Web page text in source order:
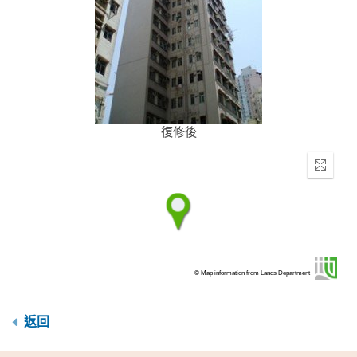
復修後
Enter
© Map information from Lands Department
返回